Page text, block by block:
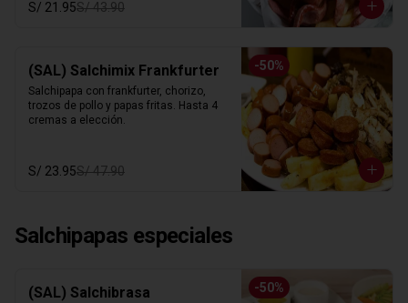
S/ 21.95S/ 43.90
-50%
(SAL) Salchimix Frankfurter
Salchipapa con frankfurter, chorizo,
trozos de pollo y papas fritas. Hasta 4
cremas a elección.
S/ 23.95S/ 47.90
Salchipapas especiales
-50%
(SAL) Salchibrasa